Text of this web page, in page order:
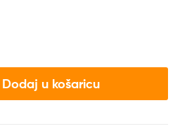
Dodaj u košaricu